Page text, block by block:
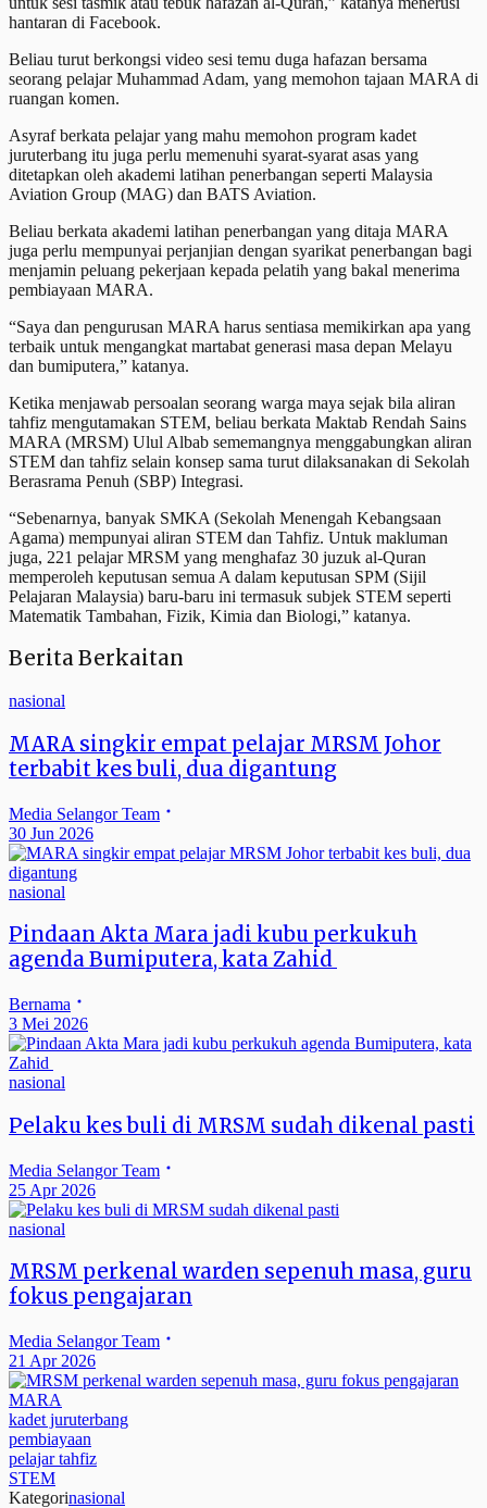
hantaran di Facebook.
Beliau turut berkongsi video sesi temu duga hafazan bersama
seorang pelajar Muhammad Adam, yang memohon tajaan MARA di
ruangan komen.
Asyraf berkata pelajar yang mahu memohon program kadet
juruterbang itu juga perlu memenuhi syarat-syarat asas yang
ditetapkan oleh akademi latihan penerbangan seperti Malaysia
Aviation Group (MAG) dan BATS Aviation.
Beliau berkata akademi latihan penerbangan yang ditaja MARA
juga perlu mempunyai perjanjian dengan syarikat penerbangan bagi
menjamin peluang pekerjaan kepada pelatih yang bakal menerima
pembiayaan MARA.
“Saya dan pengurusan MARA harus sentiasa memikirkan apa yang
terbaik untuk mengangkat martabat generasi masa depan Melayu
dan bumiputera,” katanya.
Ketika menjawab persoalan seorang warga maya sejak bila aliran
tahfiz mengutamakan STEM, beliau berkata Maktab Rendah Sains
MARA (MRSM) Ulul Albab sememangnya menggabungkan aliran
STEM dan tahfiz selain konsep sama turut dilaksanakan di Sekolah
Berasrama Penuh (SBP) Integrasi.
“Sebenarnya, banyak SMKA (Sekolah Menengah Kebangsaan
Agama) mempunyai aliran STEM dan Tahfiz. Untuk makluman
juga, 221 pelajar MRSM yang menghafaz 30 juzuk al-Quran
memperoleh keputusan semua A dalam keputusan SPM (Sijil
Pelajaran Malaysia) baru-baru ini termasuk subjek STEM seperti
Matematik Tambahan, Fizik, Kimia dan Biologi,” katanya.
Berita Berkaitan
nasional
MARA singkir empat pelajar MRSM Johor
terbabit kes buli, dua digantung
Media Selangor Team
30 Jun 2026
nasional
Pindaan Akta Mara jadi kubu perkukuh
agenda Bumiputera, kata Zahid
Bernama
3 Mei 2026
nasional
Pelaku kes buli di MRSM sudah dikenal pasti
Media Selangor Team
25 Apr 2026
nasional
MRSM perkenal warden sepenuh masa, guru
fokus pengajaran
Media Selangor Team
21 Apr 2026
MARA
kadet juruterbang
pembiayaan
pelajar tahfiz
STEM
Kategorinasional